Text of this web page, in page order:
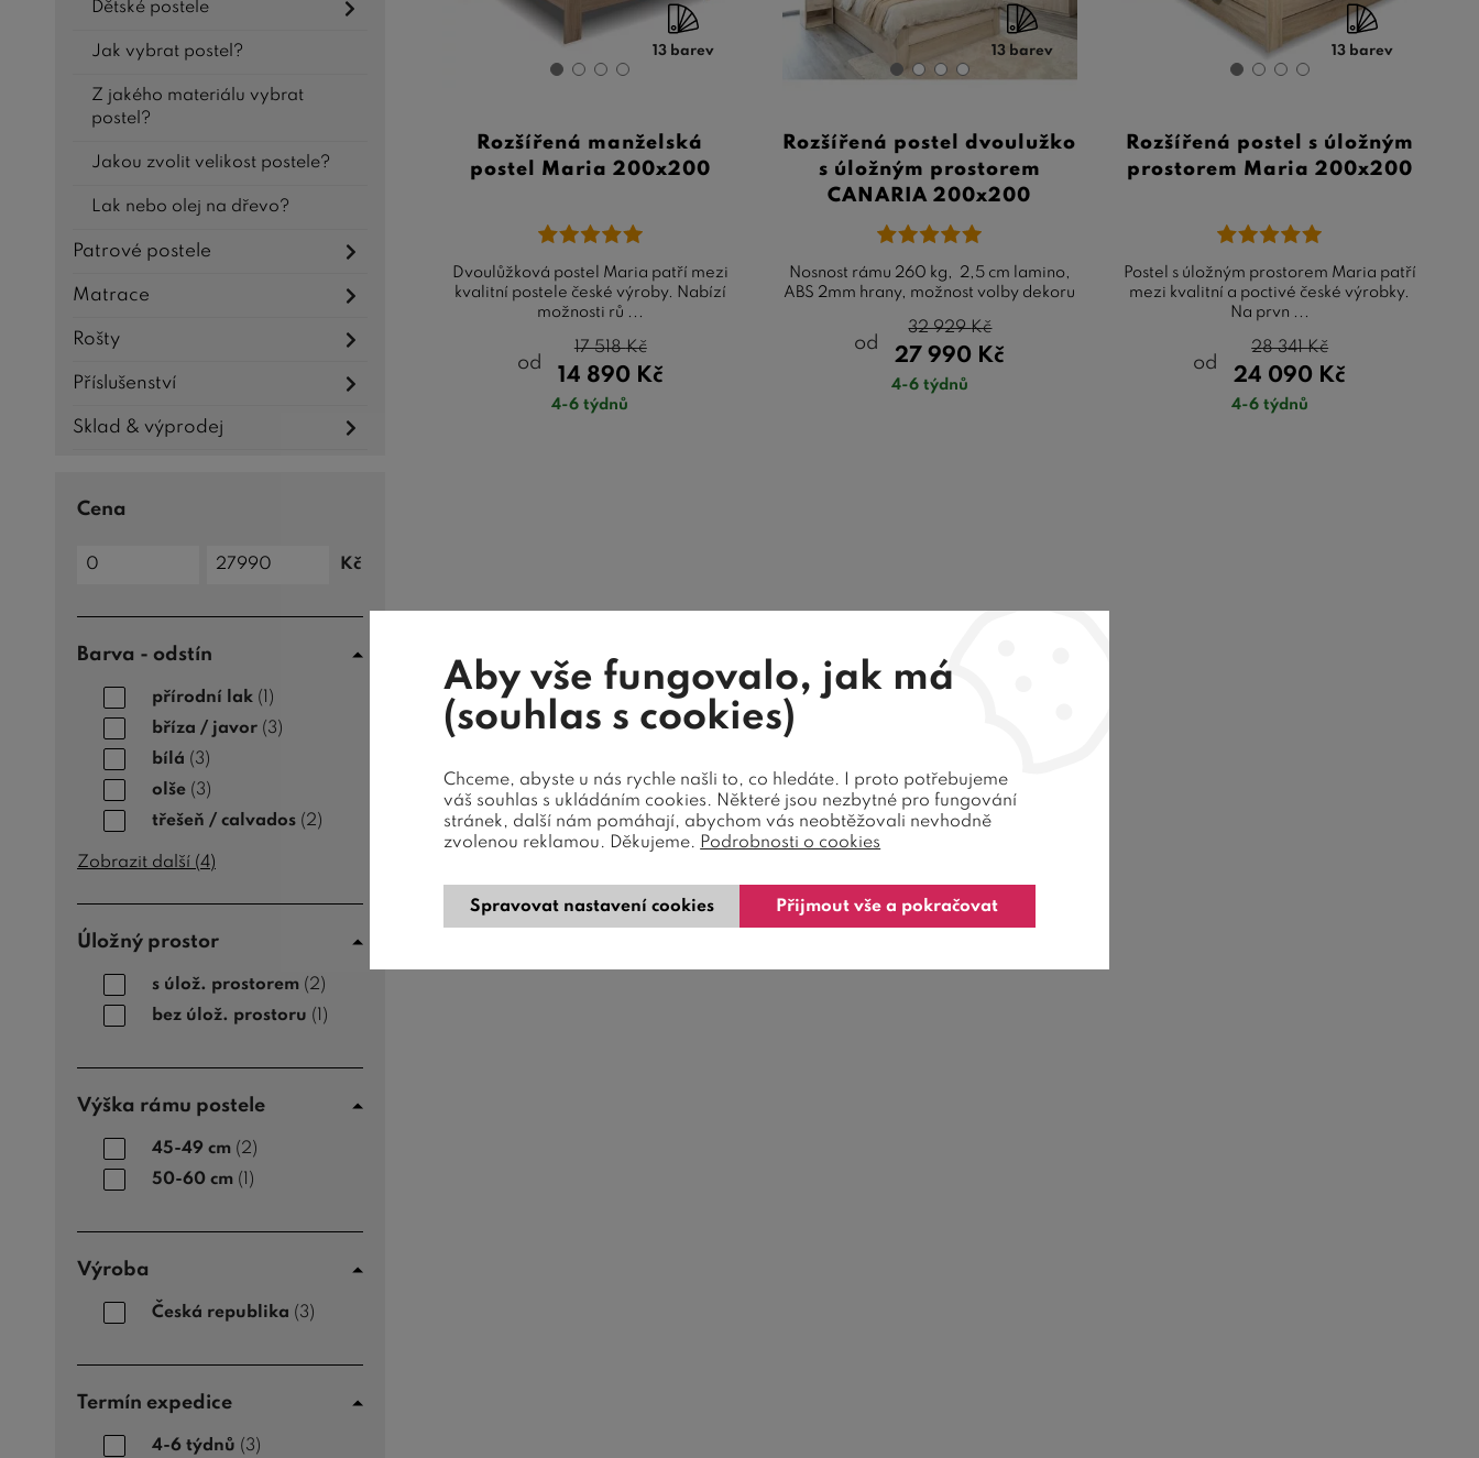
si luxus prostorného spánku za neuvěřitelnou cenu již dnes.
Dětské postele
Jak vybrat postel?
Z jakého materiálu vybrat
postel?
Jakou zvolit velikost postele?
Lak nebo olej na dřevo?
Patrové postele
Matrace
Rošty
Příslušenství
Sklad & výprodej
Cena
Cena
Cena
do
Kč
Barva - odstín
přírodní lak (1)
bříza / javor (3)
bílá (3)
olše (3)
třešeň / calvados (2)
Zobrazit další (4)
Úložný prostor
s úlož. prostorem (2)
bez úlož. prostoru (1)
Výška rámu postele
45-49 cm (2)
50-60 cm (1)
Výroba
Česká republika (3)
Termín expedice
4-6 týdnů (3)
13 barev
Rozšířená manželská
postel Maria 200x200
Dvoulůžková postel Maria patří mezi
kvalitní postele české výroby. Nabízí
možnosti rů ...
od
14 890 Kč
17 518Kč
4-6 týdnů
13 barev
Rozšířená postel dvoulužko
s úložným prostorem
CANARIA 200x200
Nosnost rámu 260 kg, 2,5 cm lamino,
ABS 2mm hrany, možnost volby dekoru
od
27 990 Kč
32 929Kč
4-6 týdnů
13 barev
Rozšířená postel s úložným
prostorem Maria 200x200
Postel s úložným prostorem Maria patří
mezi kvalitní a poctivé české výrobky.
Na prvn ...
od
24 090 Kč
28 341Kč
4-6 týdnů
Aby vše fungovalo, jak má
(souhlas s cookies)
Chceme, abyste u nás rychle našli to, co hledáte. I proto potřebujeme
váš souhlas s ukládáním cookies. Některé jsou nezbytné pro fungování
stránek, další nám pomáhají, abychom vás neobtěžovali nevhodně
zvolenou reklamou. Děkujeme. Podrobnosti o cookies
Spravovat nastavení cookies Přijmout vše a pokračovat